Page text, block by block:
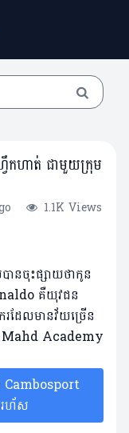
ហាត់ ជាមួយក្រុម
1.1K Views
នចុះផ្សាយថាកូន
គឺយុវជន
ែលមានវ័យច្រើន
Mahd Academy
រហ័ស